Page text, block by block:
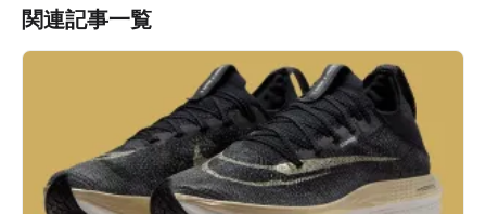
関連記事一覧